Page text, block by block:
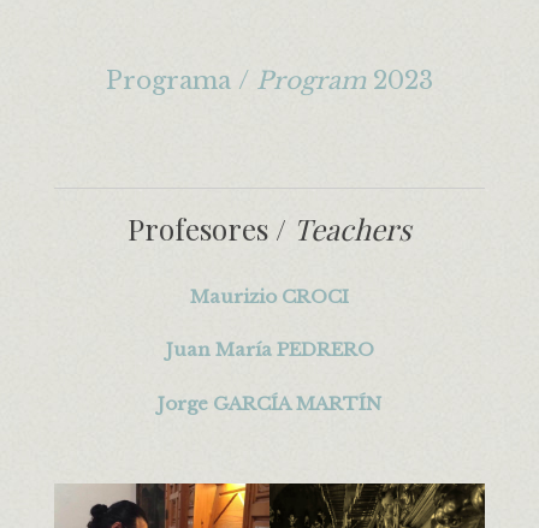
Programa / Program2023
Profesores / Teachers
Maurizio CROCI
Juan María PEDRERO
Jorge GARCÍA MARTÍN